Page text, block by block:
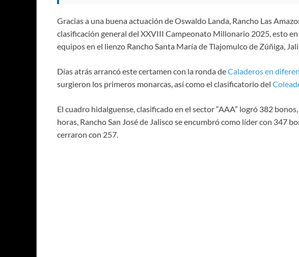
Gracias a una buena actuación de Oswaldo Landa, Rancho Las
clasificación general del XXVIII Campeonato Millonario 2025, esto
equipos en el lienzo Rancho Santa María de Tlajomulco de Zúñiga,
Días atrás arrancó este certamen con la ronda deCaladeros en
surgieron los primeros monarcas, así como el clasificatorio del
El cuadro hidalguense, clasificado en el sector “AAA” logró 382
horas, Rancho San José de Jalisco se encumbró como líder con 347
cerraron con 257.